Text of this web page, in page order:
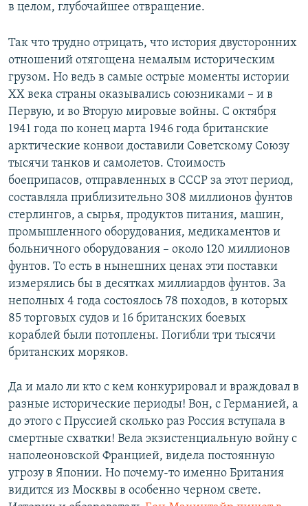
в целом, глубочайшее отвращение.
Так что трудно отрицать, что история двусторонних
отношений отягощена немалым историческим
грузом. Но ведь в самые острые моменты истории
ХХ века страны оказывались союзниками – и в
Первую, и во Вторую мировые войны. С октября
1941 года по конец марта 1946 года британские
арктические конвои доставили Советскому Союзу
тысячи танков и самолетов. Стоимость
боеприпасов, отправленных в СССР за этот период,
составляла приблизительно 308 миллионов фунтов
стерлингов, а сырья, продуктов питания, машин,
промышленного оборудования, медикаментов и
больничного оборудования – около 120 миллионов
фунтов. То есть в нынешних ценах эти поставки
измерялись бы в десятках миллиардов фунтов. За
неполных 4 года состоялось 78 походов, в которых
85 торговых судов и 16 британских боевых
кораблей были потоплены. Погибли три тысячи
британских моряков.
Да и мало ли кто с кем конкурировал и враждовал в
разные исторические периоды! Вон, с Германией, а
до этого с Пруссией сколько раз Россия вступала в
смертные схватки! Вела экзистенциальную войну с
наполеоновской Францией, видела постоянную
угрозу в Японии. Но почему-то именно Британия
видится из Москвы в особенно черном свете.